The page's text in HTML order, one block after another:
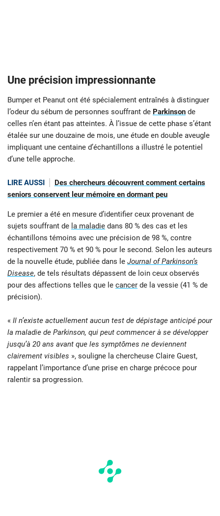
Une précision impressionnante
Bumper et Peanut ont été spécialement entraînés à distinguer
l’odeur du sébum de personnes souffrant de Parkinson de
celles n’en étant pas atteintes. À l’issue de cette phase s’étant
étalée sur une douzaine de mois, une étude en double aveugle
impliquant une centaine d’échantillons a illustré le potentiel
d’une telle approche.
LIRE AUSSI
Des chercheurs découvrent comment certains
seniors conservent leur mémoire en dormant peu
Le premier a été en mesure d’identifier ceux provenant de
sujets souffrant de la maladie dans 80 % des cas et les
échantillons témoins avec une précision de 98 %, contre
respectivement 70 % et 90 % pour le second. Selon les auteurs
de la nouvelle étude, publiée dans le Journal of Parkinson’s
Disease, de tels résultats dépassent de loin ceux observés
pour des affections telles que le cancer de la vessie (41 % de
précision).
« Il n’existe actuellement aucun test de dépistage anticipé pour
la maladie de Parkinson, qui peut commencer à se développer
jusqu’à 20 ans avant que les symptômes ne deviennent
clairement visibles », souligne la chercheuse Claire Guest,
rappelant l’importance d’une prise en charge précoce pour
ralentir sa progression.